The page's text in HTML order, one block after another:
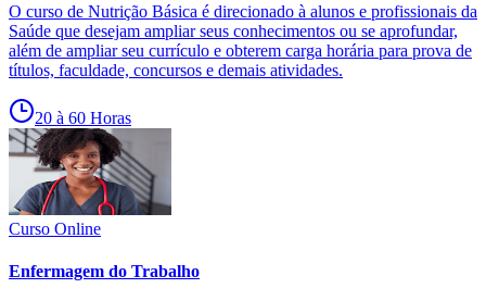
O curso de Nutrição Básica é direcionado à alunos e profissionais da
Saúde que desejam ampliar seus conhecimentos ou se aprofundar,
além de ampliar seu currículo e obterem carga horária para prova de
títulos, faculdade, concursos e demais atividades.
20 à 60 Horas
Curso Online
Enfermagem do Trabalho